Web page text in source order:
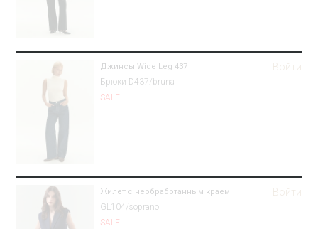
Джинсы Wide Leg 437
Брюки D437/bruna
SALE
Войти
Жилет с необработанным краем
GL104/soprano
SALE
Войти